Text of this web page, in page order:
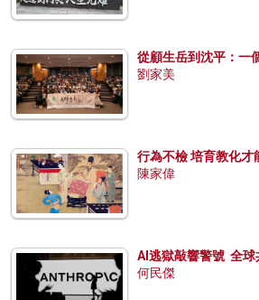
從顧生岳到沈平：一
劉家美
行為不檢 培育教化才
陳家偉
AI逃獄敲響警號 全球
何民傑